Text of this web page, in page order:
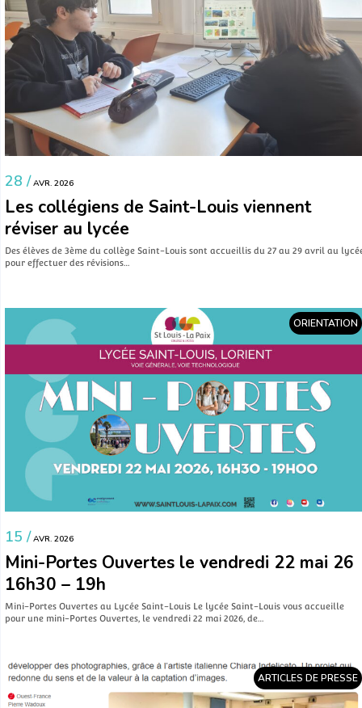
28 / AVR. 2026
Les collégiens de Saint-Louis viennent
réviser au lycée
Des élèves de 3ème du collège Saint-Louis sont accueillis du 27 au 29 avril au
pour effectuer des révisions…
ORIENTATION
15 / AVR. 2026
Mini-Portes Ouvertes le vendredi 22 mai 26
16h30 – 19h
Mini-Portes Ouvertes au Lycée Saint-Louis Le lycée Saint-Louis vous accueille
pour une mini-Portes Ouvertes, le vendredi 22 mai 2026, de…
ARTICLES DE PRESSE